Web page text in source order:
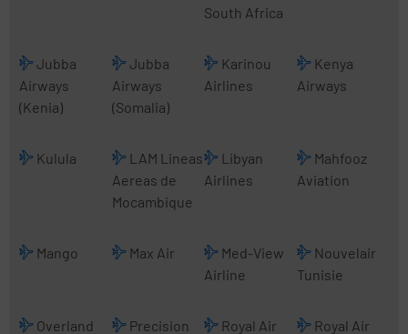
South Africa
Jubba
Airways
(Kenia)
Jubba
Airways
(Somalia)
Karinou
Airlines
Kenya
Airways
Kulula
LAM Lineas
Aereas de
Mocambique
Libyan
Airlines
Mahfooz
Aviation
Mango Max Air
Med-View
Airline
Nouvelair
Tunisie
Overland Precision Royal Air Royal Air